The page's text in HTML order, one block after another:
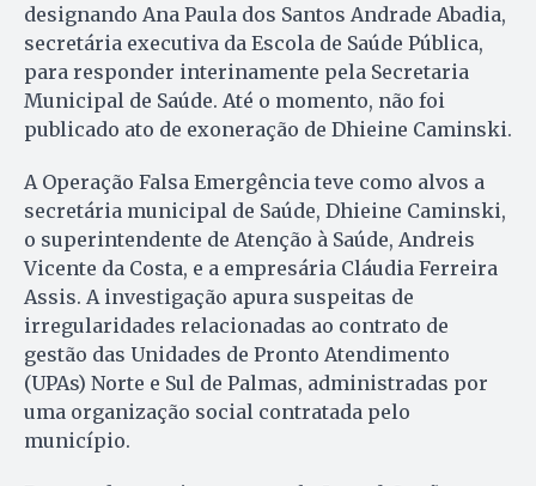
designando Ana Paula dos Santos Andrade Abadia,
secretária executiva da Escola de Saúde Pública,
para responder interinamente pela Secretaria
Municipal de Saúde. Até o momento, não foi
publicado ato de exoneração de Dhieine Caminski.
A Operação Falsa Emergência teve como alvos a
secretária municipal de Saúde, Dhieine Caminski,
o superintendente de Atenção à Saúde, Andreis
Vicente da Costa, e a empresária Cláudia Ferreira
Assis. A investigação apura suspeitas de
irregularidades relacionadas ao contrato de
gestão das Unidades de Pronto Atendimento
(UPAs) Norte e Sul de Palmas, administradas por
uma organização social contratada pelo
município.